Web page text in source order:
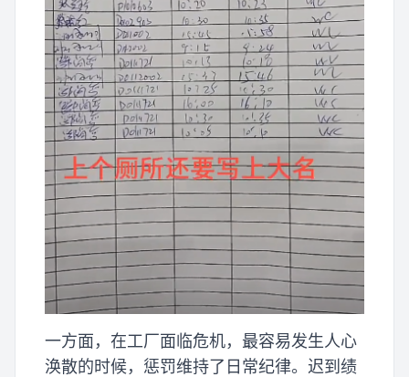
一方面，在工厂面临危机，最容易发生人心
涣散的时候，惩罚维持了日常纪律。迟到绩